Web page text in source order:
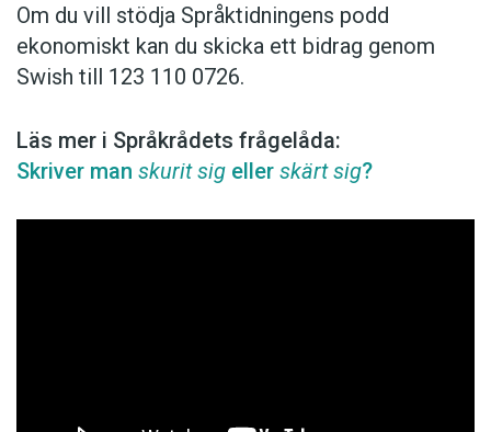
Om du vill stödja Språktidningens podd
ekonomiskt kan du skicka ett bidrag genom
Swish till 123 110 0726.
Läs mer i Språkrådets frågelåda:
Skriver man skurit sig eller skärt sig?